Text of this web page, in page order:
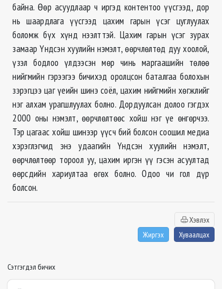
байна. Өөр асуудлаар ч иргэд контентоо үүсгээд, дор
нь шаардлага үүсгээд цахим гарын үсэг цуглуулах
боломж бүх хүнд нээлттэй. Цахим гарын үсэг зурах
замаар Үндсэн хуулийн нэмэлт, өөрчлөлтөд дуу хоолой,
үзэл бодлоо үлдээсэн мөр чинь маргаашийн төлөө
нийгмийн гэрээгээ бичихэд оролцсон баталгаа болохын
зэрэгцээ цаг үеийн шинэ соёл, цахим нийгмийн хөгжлийг
нэг алхам урагшлуулах болно. Дордуулсан долоо гэгдэх
2000 оны нэмэлт, өөрчлөлтөөс хойш нэг үе өнгөрчээ.
Тэр цагаас хойш шинээр үүсч бий болсон соошил медиа
хэрэглэгчид энэ удаагийн Үндсэн хуулийн нэмэлт,
өөрчлөлтөөр тороол уу, цахим иргэн үү гэсэн асуултад
өөрсдийн хариултаа өгөх болно. Одоо чи гол дүр
болсон.
Хэвлэх
Жиргэх
Хуваалцах
Сэтгэгдэл бичих